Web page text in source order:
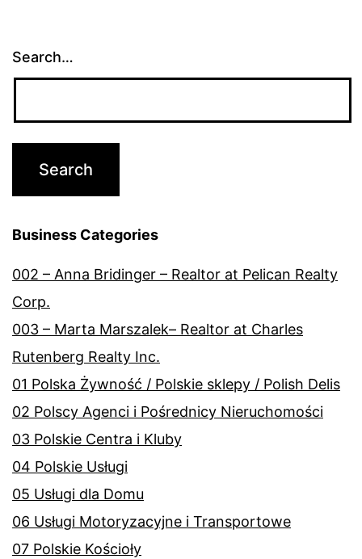
Search…
Business Categories
002 – Anna Bridinger – Realtor at Pelican Realty
Corp.
003 – Marta Marszalek– Realtor at Charles
Rutenberg Realty Inc.
01 Polska Żywność / Polskie sklepy / Polish Delis
02 Polscy Agenci i Pośrednicy Nieruchomości
03 Polskie Centra i Kluby
04 Polskie Usługi
05 Usługi dla Domu
06 Usługi Motoryzacyjne i Transportowe
07 Polskie Kościoły